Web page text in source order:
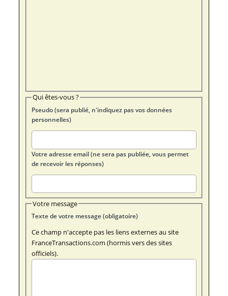
Qui êtes-vous ?
Pseudo (sera publié, n'indiquez pas vos données
personnelles)
Votre adresse email (ne sera pas publiée, vous permet
de recevoir les réponses)
Votre message
Texte de votre message (obligatoire)
Ce champ n'accepte pas les liens externes au site
FranceTransactions.com (hormis vers des sites
officiels).